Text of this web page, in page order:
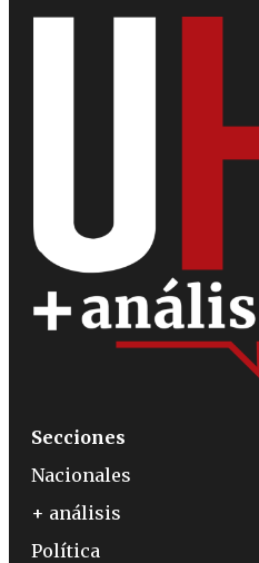
Secciones
Nacionales
+ análisis
Política